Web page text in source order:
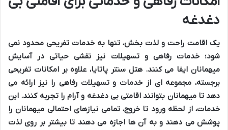
دغدغه
یک اقامت راحت و لذت بخش، تنها به خدمات تفریحی محدود نمی
شود؛خدمات رفاهی و تسهیلات نیز نقشی حیاتی درآسایش
میهمانانایفا می کنند. هتل سنتر پاتایا، علاوه برامکانات تفریحی
برجسته، مجموعه ای از خدمات و تسهیلات رفاهی را نیز ارائه می
دهد تامیهمانان بتوانند اقامتی بی دغدغه وآرام را تجربه کنند. این
خدمات، از لحظه ورود تا خروج، تمامی نیازهای احتمالی میهمانان را
پوشش می دهند و به آن ها اجازه می دهند تا بیشتر بر روی لذت